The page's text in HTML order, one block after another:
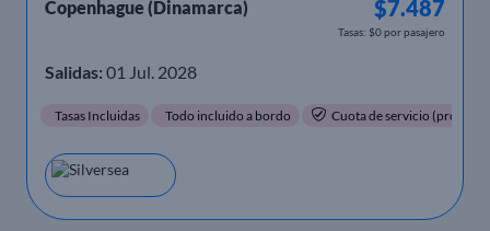
Copenhague (Dinamarca) $7.487
Tasas: $0 por pasajero
Salidas: 01 Jul. 2028
Tasas Incluidas Todo incluido a bordo Cuota de servicio